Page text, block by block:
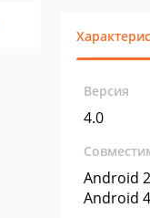
Версия
4.0
Android
Android